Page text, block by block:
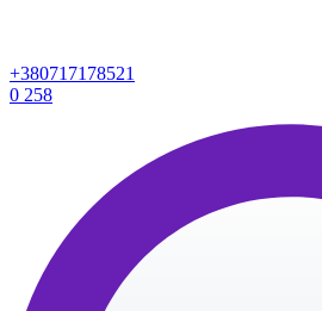
+380717178521
0 258